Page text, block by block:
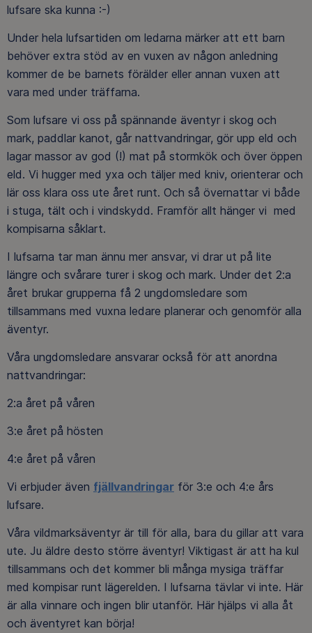
lufsare ska kunna :-)
Under hela lufsartiden om ledarna märker att ett barn
behöver extra stöd av en vuxen av någon anledning
kommer de be barnets förälder eller annan vuxen att
vara med under träffarna.
Som lufsare vi oss på spännande äventyr i skog och
mark, paddlar kanot, går nattvandringar, gör upp eld och
lagar massor av god (!) mat på stormkök och över öppen
eld. Vi hugger med yxa och täljer med kniv, orienterar och
lär oss klara oss ute året runt. Och så övernattar vi både
i stuga, tält och i vindskydd. Framför allt hänger vi med
kompisarna såklart.
I lufsarna tar man ännu mer ansvar, vi drar ut på lite
längre och svårare turer i skog och mark. Under det 2:a
året brukar grupperna få 2 ungdomsledare som
tillsammans med vuxna ledare planerar och genomför alla
äventyr.
Våra ungdomsledare ansvarar också för att anordna
nattvandringar:
2:a året på våren
3:e året på hösten
4:e året på våren
Vi erbjuder även fjällvandringar för 3:e och 4:e års
lufsare.
Våra vildmarksäventyr är till för alla, bara du gillar att vara
ute. Ju äldre desto större äventyr! Viktigast är att ha kul
tillsammans och det kommer bli många mysiga träffar
med kompisar runt lägerelden. I lufsarna tävlar vi inte. Här
är alla vinnare och ingen blir utanför. Här hjälps vi alla åt
och äventyret kan börja!